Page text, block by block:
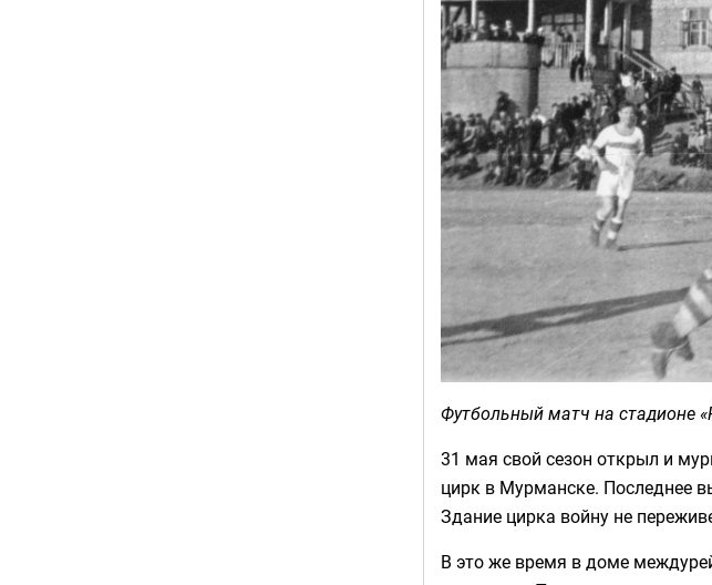
Футбольный матч на стадионе
31 мая свой сезон открыл и
цирк в Мурманске. Последнее
Здание цирка войну не
В это же время в доме